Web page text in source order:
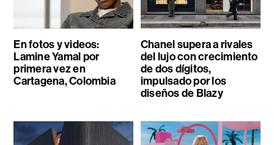
En fotos y videos:
Lamine Yamal por
primera vez en
Cartagena, Colombia
Chanel supera a rivales
del lujo con crecimiento
de dos dígitos,
impulsado por los
diseños de Blazy